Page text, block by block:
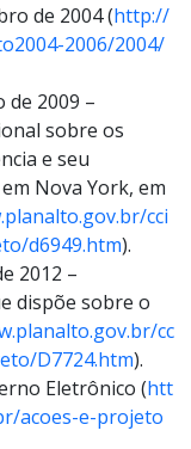
de 2004 (http://
2006/2004/
de 2009 –
sobre os
e seu
Nova York, em
cci
d6949.htm).
2012 –
dispõe sobre o
cc
D7724.htm).
Eletrônico (htt
acoes-e-projeto